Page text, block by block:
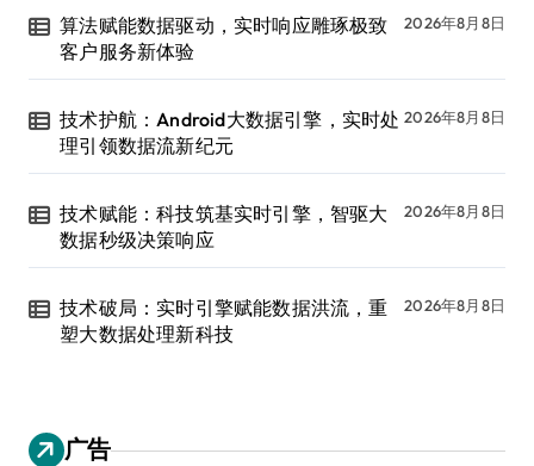
算法赋能数据驱动，实时响应雕琢极致
客户服务新体验
2026年8月8日
技术护航：Android大数据引擎，实时处
理引领数据流新纪元
2026年8月8日
技术赋能：科技筑基实时引擎，智驱大
数据秒级决策响应
2026年8月8日
技术破局：实时引擎赋能数据洪流，重
塑大数据处理新科技
2026年8月8日
广告